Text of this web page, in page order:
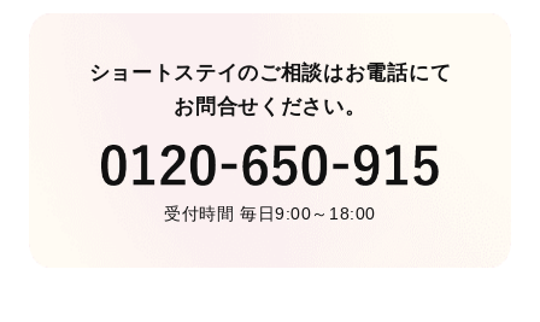
ショートステイのご相談はお電話にて
お問合せください。
受付時間 毎日9:00～18:00